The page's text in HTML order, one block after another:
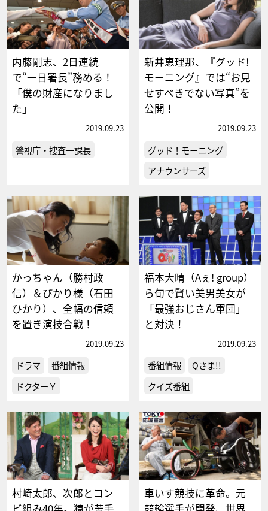
内藤剛志、2日連続
で“一日署長”務める！
「僕の財産になりまし
た」
2019.09.23
警視庁・捜査一課長
新井恵理那、『グッド!
モーニング』では“お見
せすべきでない写真”を
公開！
2019.09.23
グッド！モーニング
アナウンサーズ
かっちゃん（勝村政
信）＆ぴかり様（石田
ひかり）、全幅の信頼
を置き演技合戦！
2019.09.23
ドラマ
番組情報
ドクターＹ
福本大晴（Aぇ! group）
ら旬で賢い美男美女が
「最強おじさん軍団」
と対決！
2019.09.23
番組情報
Qさま!!
クイズ番組
村崎太郎、次郎とコン
車いす競技に革命。元